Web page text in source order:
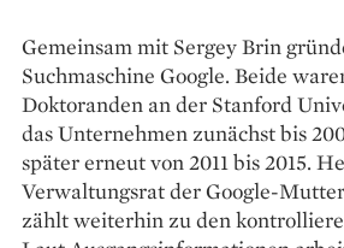
Gemeinsam mit Sergey Brin
Suchmaschine Google. Beide
Doktoranden an der Stanford
das Unternehmen zunächst bis
später erneut von 2011 bis 2015.
Verwaltungsrat der Google-
zählt weiterhin zu den